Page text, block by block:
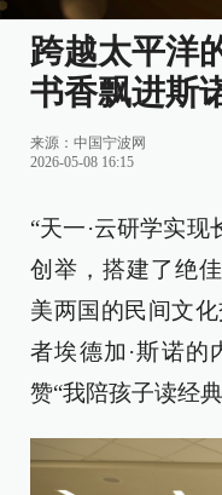
跨越太平洋
书香飘进斯
来源：中国宁波网
2026-05-08 16:15
“天一·云研学实
创举，搭建了绝
美两国的民间文
者埃德加·斯诺的
赞“我陪孩子读经